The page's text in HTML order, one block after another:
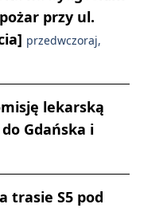
przy ul.
przedwczoraj,
lekarską
Gdańska i
trasie S5 pod